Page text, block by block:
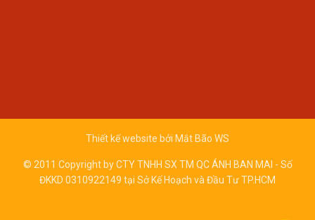
Thiết kế website bởi Mắt Bão WS
© 2011 Copyright by CTY TNHH SX TM QC ÁNH BAN MAI - Số
ĐKKD 0310922149 tại Sở Kế Hoạch và Đầu Tư TP.HCM